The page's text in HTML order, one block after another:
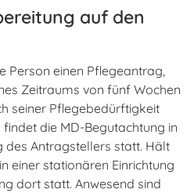
auf den
Person einen Pflegeantrag,
Zeitraums von fünf Wochen
seiner Pflegebedürftigkeit
die MD-Begutachtung in
des Antragstellers statt. Hält
einer stationären Einrichtung
dort statt. Anwesend sind